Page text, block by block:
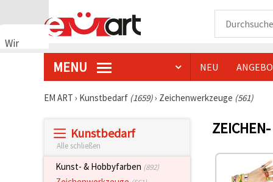
Wir
verwenden
ordnungsgemäße
MENU NEU
EM ART › Kunstbedarf (1659)› Zeichenwerkzeuge (561)
Kunstbedarf
Alle schließen
Kunst- & Hobbyfarben (892)